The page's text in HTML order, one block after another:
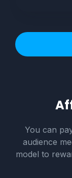
You can
audience
model to